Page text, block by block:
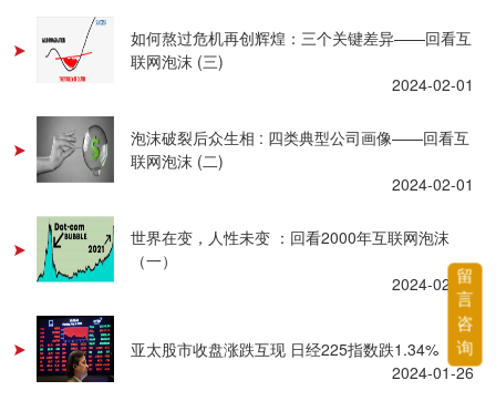
如何熬过危机再创辉煌：三个关键差异——回看互
联网泡沫 (三)
2024-02-01
泡沫破裂后众生相 : 四类典型公司画像——回看互
联网泡沫 (二)
2024-02-01
世界在变，人性未变 ：回看2000年互联网泡沫
（一）
2024-02-01
亚太股市收盘涨跌互现 日经225指数跌1.34%
2024-01-26
留
言
咨
询